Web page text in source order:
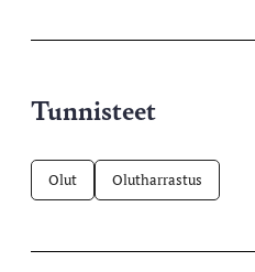
Tunnisteet
Olut Olutharrastus